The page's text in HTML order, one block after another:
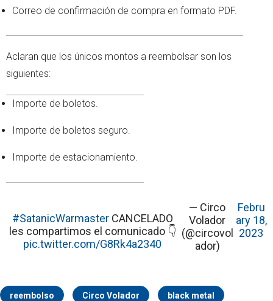
Correo de confirmación de compra en formato PDF.
Aclaran que los únicos montos a reembolsar son los
siguientes:
Importe de boletos.
Importe de boletos seguro.
Importe de estacionamiento.
#SatanicWarmasterCANCELADO
les compartimos el comunicado 👇
pic.twitter.com/G8Rk4a2340
— Circo
Volador
(@circovol
ador)
Febru
ary 18,
2023
reembolso Circo Volador black metal